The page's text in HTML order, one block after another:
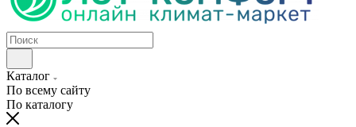
Каталог
По всему сайту
По каталогу